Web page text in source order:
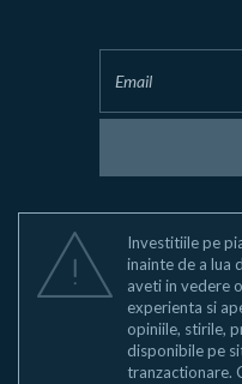
Investitiile pe
inainte de a lua
aveti in vedere
experienta si
opiniile, stirile,
disponibile pe
tranzactionare.